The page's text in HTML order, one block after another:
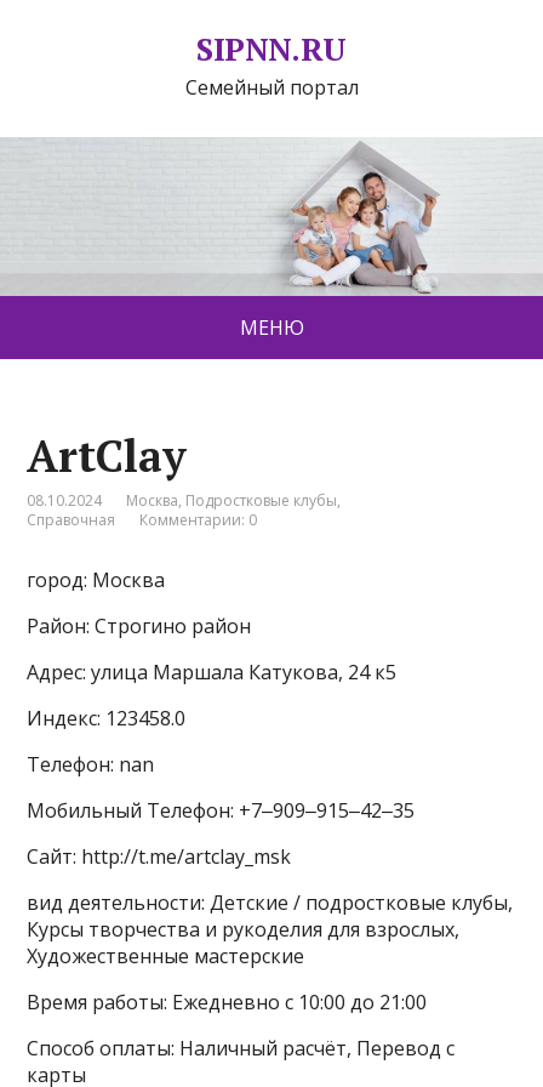
SIPNN.RU
Семейный портал
МЕНЮ
ArtСlay
08.10.2024 Москва, Подростковые клубы,
Справочная
Комментарии: 0
город: Москва
Район: Строгино район
Адрес: улица Маршала Катукова, 24 к5
Индекс: 123458.0
Телефон: nan
Мобильный Телефон: +7‒909‒915‒42‒35
Сайт: http://t.me/artclay_msk
вид деятельности: Детские / подростковые клубы,
Курсы творчества и рукоделия для взрослых,
Художественные мастерские
Время работы: Ежедневно с 10:00 до 21:00
Способ оплаты: Наличный расчёт, Перевод с
карты